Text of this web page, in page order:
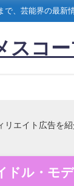
で、芸能界の最新
スコ
リエイト広告を紹
ドル・モ